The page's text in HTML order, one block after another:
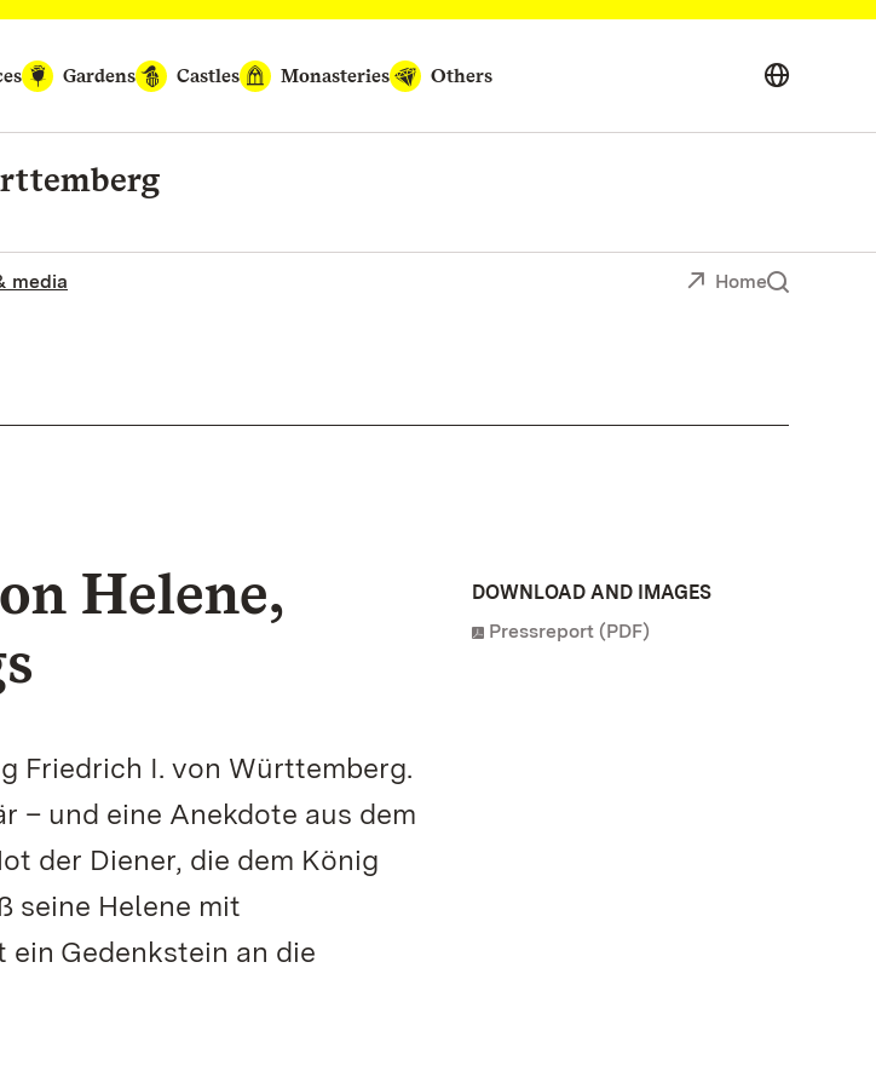
Gardens Castles Monasteries Others
media Home
Helene,
Friedrich I. von Württemberg.
– und eine Anekdote aus dem
der Diener, die dem König
seine Helene mit
Gedenkstein an die
DOWNLOAD AND IMAGES
Pressreport (PDF)